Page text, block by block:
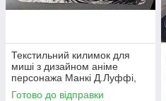
Текстильний килимок для
миші з дизайном аніме
персонажа Манкі Д.Луффі,
розмір 60/30
Готово до відправки